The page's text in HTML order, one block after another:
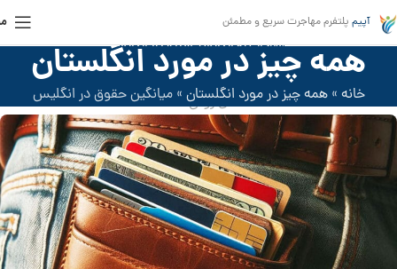
آپیم پلتفرم مهاجرت سریع و مطمئن
همه چیز در مورد انگلستان
خانه »همه چیز در مورد انگلستان »میانگین حقوق در انگلیس
مهاجرت به انگلیس,ویزای کار انگلیس
میانگین حقوق در انگلیس
فعال ژوئن 2024